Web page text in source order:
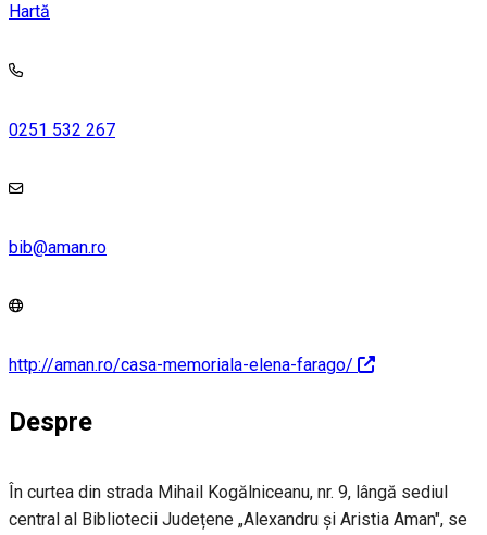
Hartă
0251 532 267
bib@aman.ro
http://aman.ro/casa-memoriala-elena-farago/
Despre
În curtea din strada Mihail Kogălniceanu, nr. 9, lângă sediul
central al Bibliotecii Județene „Alexandru și Aristia Aman", se